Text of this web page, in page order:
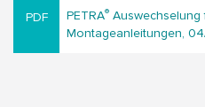
PETRA® Auswechselung
Montageanleitungen,